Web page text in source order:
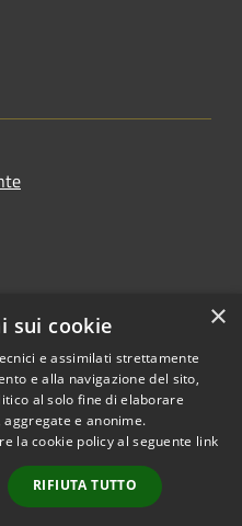
Copyright © 2026 • Comune di
Municipium•
Accesso
redazione
×
sui cookie
e assimilati strettamente
e alla navigazione del sito,
al solo fine di elaborare
e anonime.
la cookie policy al seguente link
RIFIUTA TUTTO